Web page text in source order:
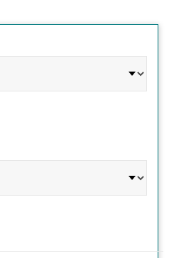
herausziehbaren
werden